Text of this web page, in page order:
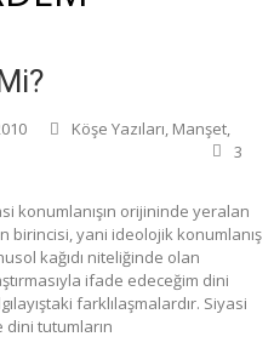
Köşe Yazıları, Manşet,
3
konumlanışın orijininde yeralan
birincisi, yani ideolojik konumlanış
kağıdı niteliğinde olan
ifade edeceğim dini
farklılaşmalardır. Siyasi
dini tutumların